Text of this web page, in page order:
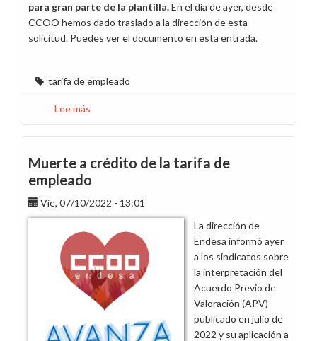
para gran parte de la plantilla.En el día de ayer, desde
CCOO hemos dado traslado a la dirección de esta
solicitud. Puedes ver el documento en esta entrada.
tarifa de empleado
Lee más
excesos
de
consumo
de
la
plantilla
se
facturen
a
precio
bonificado
Muerte a crédito de la tarifa de
empleado
Vie, 07/10/2022 - 13:01
La dirección de
Endesa informó ayer
a los sindicatos sobre
la interpretación del
Acuerdo Previo de
Valoración (APV)
publicado en julio de
2022 y su aplicación a